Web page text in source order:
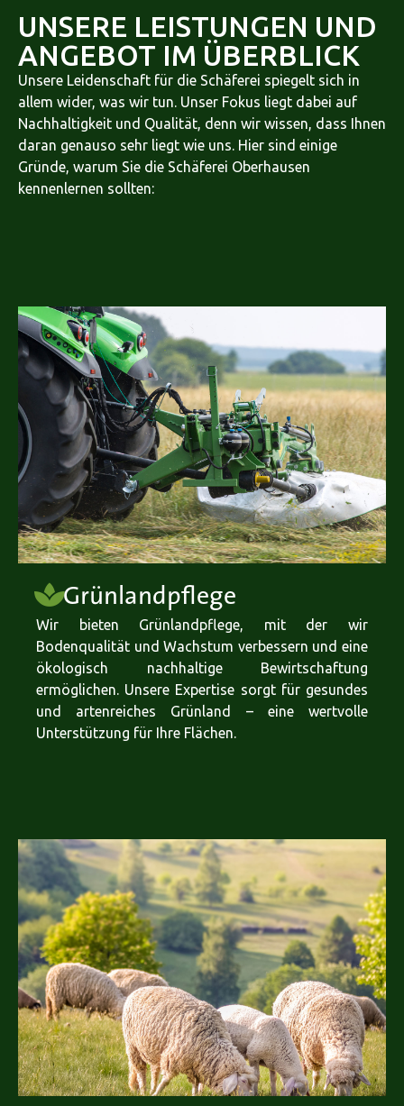
UNSERE LEISTUNGEN UND
ANGEBOT IM ÜBERBLICK
Unsere Leidenschaft für die Schäferei spiegelt sich in
allem wider, was wir tun. Unser Fokus liegt dabei auf
Nachhaltigkeit und Qualität, denn wir wissen, dass Ihnen
daran genauso sehr liegt wie uns. Hier sind einige
Gründe, warum Sie die Schäferei Oberhausen
kennenlernen sollten:
Grünlandpflege
Wir bieten Grünlandpflege, mit der wir
Bodenqualität und Wachstum verbessern und eine
ökologisch nachhaltige Bewirtschaftung
ermöglichen. Unsere Expertise sorgt für gesundes
und artenreiches Grünland – eine wertvolle
Unterstützung für Ihre Flächen.